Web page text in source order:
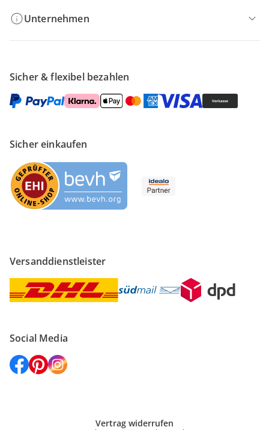
Unternehmen
Sicher & flexibel bezahlen
Sicher einkaufen
Versanddienstleister
Social Media
Vertrag widerrufen